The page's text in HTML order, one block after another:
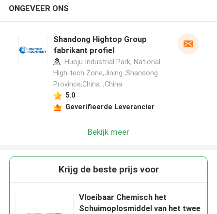
ONGEVEER ONS
Shandong Hightop Group
fabrikant profiel
Huoju Industrial Park, National
High-tech Zone,Jining ,Shandong
Province,China. ,China
5.0
Geverifieerde Leverancier
Bekijk meer
Krijg de beste prijs voor
Vloeibaar Chemisch het
Schuimoplosmiddel van het twee